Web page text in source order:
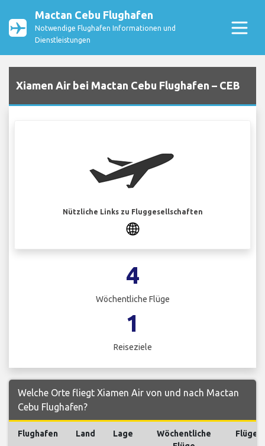
Mactan Cebu Flughafen
Notwendige Flughafen Informationen und
Dienstleistungen
Xiamen Air bei Mactan Cebu Flughafen – CEB
Nützliche Links zu Fluggesellschaften
4
Wöchentliche Flüge
1
Reiseziele
Welche Orte fliegt Xiamen Air von und nach Mactan
Cebu Flughafen?
Flughafen Land Lage
Wöchentliche
Flüge